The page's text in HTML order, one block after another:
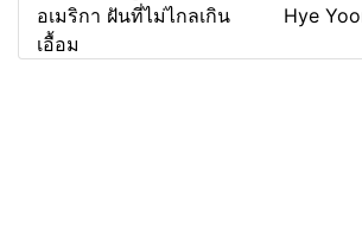
อเมริกา ฝันที่ไม่ไกลเกิน
เอื้อม
Hye